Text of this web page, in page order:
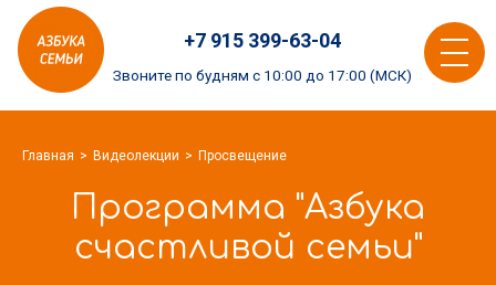
Азбука
семьи
logo
+7 915 399-63-04
Звоните по будням с 10:00 до 17:00 (МСК)
Toggle
Главная Видеолекции Просвещение
Программа "Азбука
счастливой семьи"